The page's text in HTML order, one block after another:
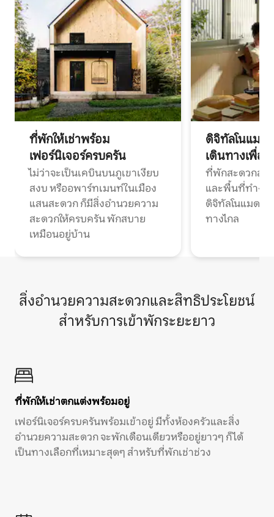
ที่พักให้เช่าพร้อม
เฟอร์นิเจอร์ครบครัน
ไม่ว่าจะเป็นเคบินบนภูเขาเงียบ
สงบ หรืออพาร์ทเมนท์ในเมือง
แสนสะดวก ก็มีสิ่งอำนวยความ
สะดวกให้ครบครัน พักสบาย
เหมือนอยู่บ้าน
ดิจิทัลโนแมด
เดินทางเพื่อ
ที่พักสะดวกสบ
และพื้นที่ทำงา
ดิจิทัลโนแมดแ
ทางไกล
สิ่งอำนวยความสะดวกและสิทธิประโยชน์
สำหรับการเข้าพักระยะยาว
ที่พักให้เช่าตกแต่งพร้อมอยู่
เฟอร์นิเจอร์ครบครันพร้อมเข้าอยู่ มีทั้งห้องครัวและสิ่ง
อำนวยความสะดวก จะพักเดือนเดียวหรืออยู่ยาวๆ ก็ได้
เป็นทางเลือกที่เหมาะสุดๆ สำหรับที่พักเช่าช่วง